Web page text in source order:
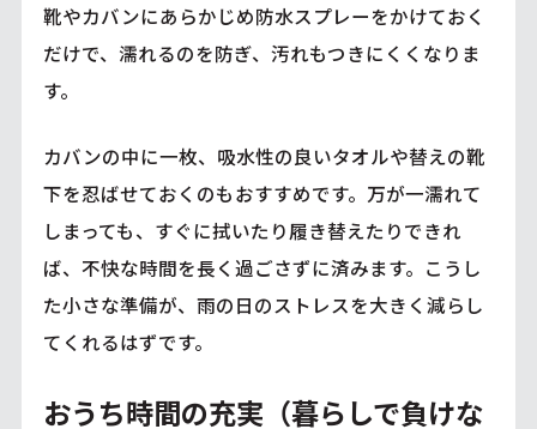
靴やカバンにあらかじめ防水スプレーをかけておく
だけで、濡れるのを防ぎ、汚れもつきにくくなりま
す。
カバンの中に一枚、吸水性の良いタオルや替えの靴
下を忍ばせておくのもおすすめです。万が一濡れて
しまっても、すぐに拭いたり履き替えたりできれ
ば、不快な時間を長く過ごさずに済みます。こうし
た小さな準備が、雨の日のストレスを大きく減らし
てくれるはずです。
おうち時間の充実（暮らしで負けな